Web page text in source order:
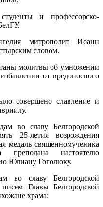
и профессорско-
митрополит Иоанн
словом.
молитвы об умножении
от вредоносного
совершено славление и
во славу Белгородской
25-летия возрождения
медаль священномученика
настоятелю
Юлиану Гоголюку.
во славу Белгородской
Главы Белгородской
храма: